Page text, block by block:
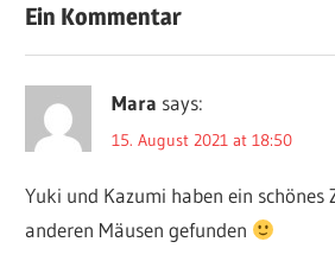
Ein Kommentar
Mara says:
15. August 2021 at 18:50
Yuki und Kazumi haben ein schönes
anderen Mäusen gefunden